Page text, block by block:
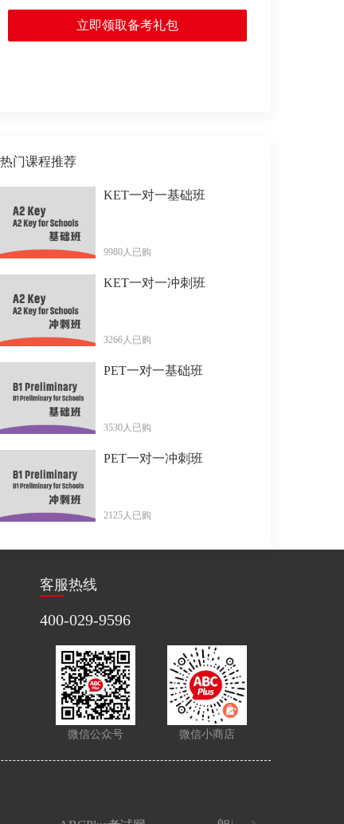
立即领取备考礼包
热门课程推荐
KET一对一基础班
9980人已购
KET一对一冲刺班
3266人已购
PET一对一基础班
3530人已购
PET一对一冲刺班
2125人已购
客服热线
400-029-9596
微信公众号 微信小商店